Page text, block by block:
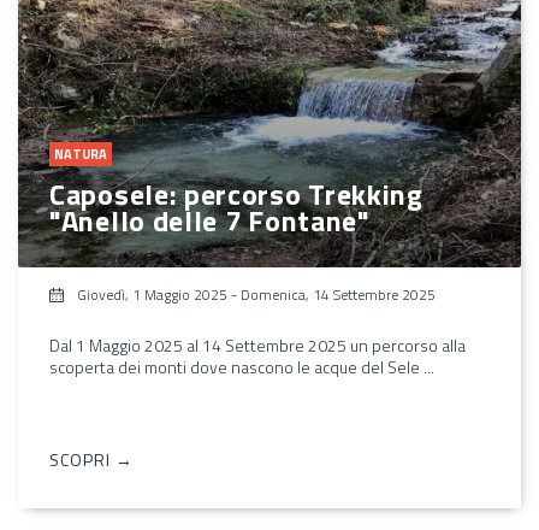
NATURA
Caposele: percorso Trekking
"Anello delle 7 Fontane"
Giovedì, 1 Maggio 2025 - Domenica, 14 Settembre 2025
Dal 1 Maggio 2025 al 14 Settembre 2025 un percorso alla
scoperta dei monti dove nascono le acque del Sele ...
SCOPRI →